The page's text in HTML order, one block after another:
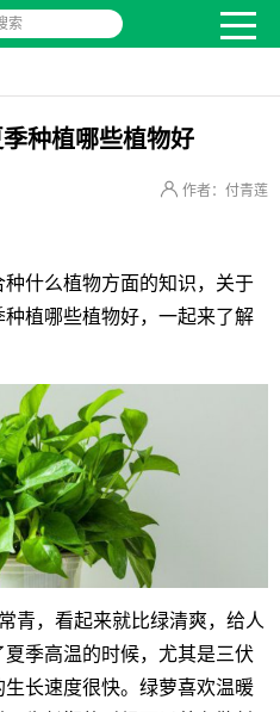
索
种植哪些植物好
作者：付青莲
什么植物方面的知识，关于
植哪些植物好，一起来了解
青，看起来就比绿清爽，给人
季高温的时候，尤其是三伏
长速度很快。绿萝喜欢温暖